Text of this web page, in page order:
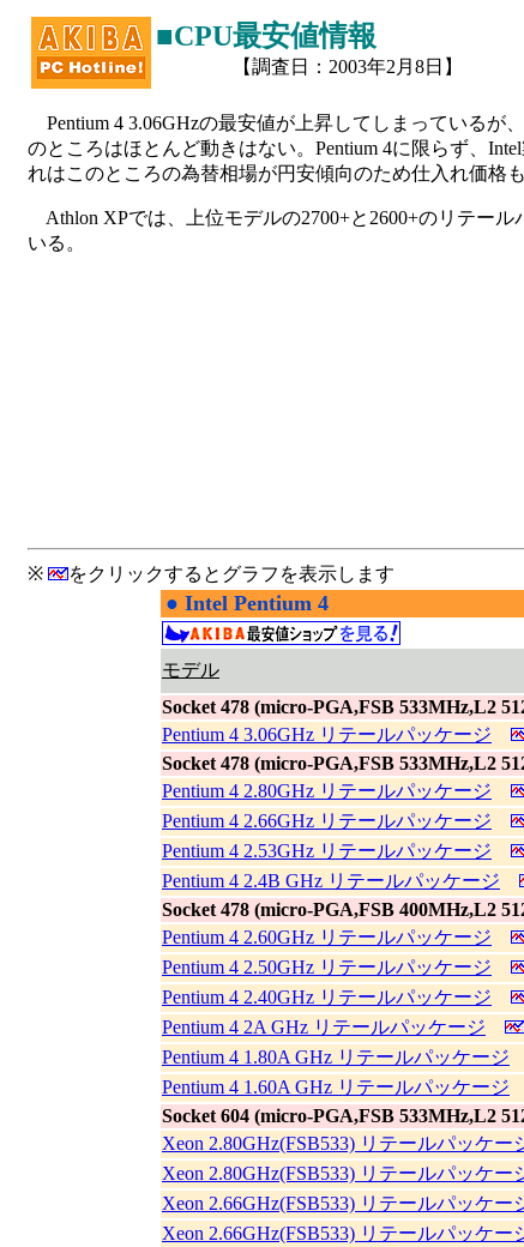
■CPU最安値情報
【調査日：2003年2月8日】
Pentium 4 3.06GHzの最安値が上昇してしまっているが
のところはほとんど動きはない。Pentium 4に限らず、
れはこのところの為替相場が円安傾向のため仕入れ価格
Athlon XPでは、上位モデルの2700+と2600+のリテー
いる。
※
をクリックするとグラフを表示します
● Intel Pentium 4
モデル
Socket 478 (micro-PGA,FSB 533MHz,L2
Pentium 4 3.06GHz リテールパッケージ
Socket 478 (micro-PGA,FSB 533MHz,L2
Pentium 4 2.80GHz リテールパッケージ
Pentium 4 2.66GHz リテールパッケージ
Pentium 4 2.53GHz リテールパッケージ
Pentium 4 2.4B GHz リテールパッケージ
Socket 478 (micro-PGA,FSB 400MHz,L2
Pentium 4 2.60GHz リテールパッケージ
Pentium 4 2.50GHz リテールパッケージ
Pentium 4 2.40GHz リテールパッケージ
Pentium 4 2A GHz リテールパッケージ
Pentium 4 1.80A GHz リテールパッケージ
Pentium 4 1.60A GHz リテールパッケージ
Socket 604 (micro-PGA,FSB 533MHz,L2
Xeon 2.80GHz(FSB533) リテールパッケー
Xeon 2.80GHz(FSB533) リテールパッケー
Xeon 2.66GHz(FSB533) リテールパッケー
Xeon 2.66GHz(FSB533) リテールパッケー